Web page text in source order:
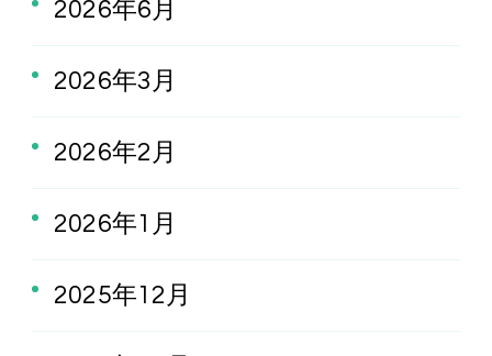
2026年6月
2026年3月
2026年2月
2026年1月
2025年12月